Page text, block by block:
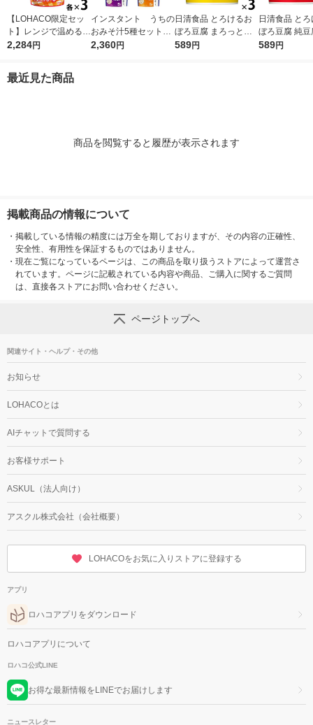
【LOHACO限定セッ
ト】レンジで温めるだ
け♪ 江崎グリコ クレ
セット（9食）
2,284円
インスタント うちの
おみそ汁5種セット
1箱(25食入) アマノ
2,360円
日清食品 とろけるお
ぼろ豆腐 まろっと豆
乳スープ 3個 カップ
589円
日清食品 と
ぼろ豆腐 純豆
ドゥブチゲ[あ
589円
最近見た商品
商品を閲覧すると履歴が表示されます
掲載商品の情報について
・ 掲載している情報の精度には万全を期しておりますが、その内容の正確性、
安全性、有用性を保証するものではありません。
・ 現在ご覧になっているページは、この商品を取り扱うストアによって運営さ
れています。ページに記載されている内容や商品、ご購入に関するご質問
は、直接各ストアにお問い合わせください。
ページトップへ
関連サイト・ヘルプ・その他
お知らせ
LOHACOとは
AIチャットで質問する
お客様サポート
ASKUL（法人向け）
アスクル株式会社（会社概要）
LOHACOをお気に入りストアに登録する
アプリ
ロハコアプリをダウンロード
ロハコアプリについて
ロハコ公式LINE
お得な最新情報をLINEでお届けします
ニュースレター